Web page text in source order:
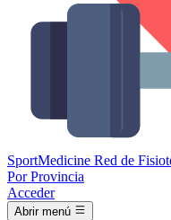
SportMedicine Red de
Por Provincia
Acceder
Abrir menú